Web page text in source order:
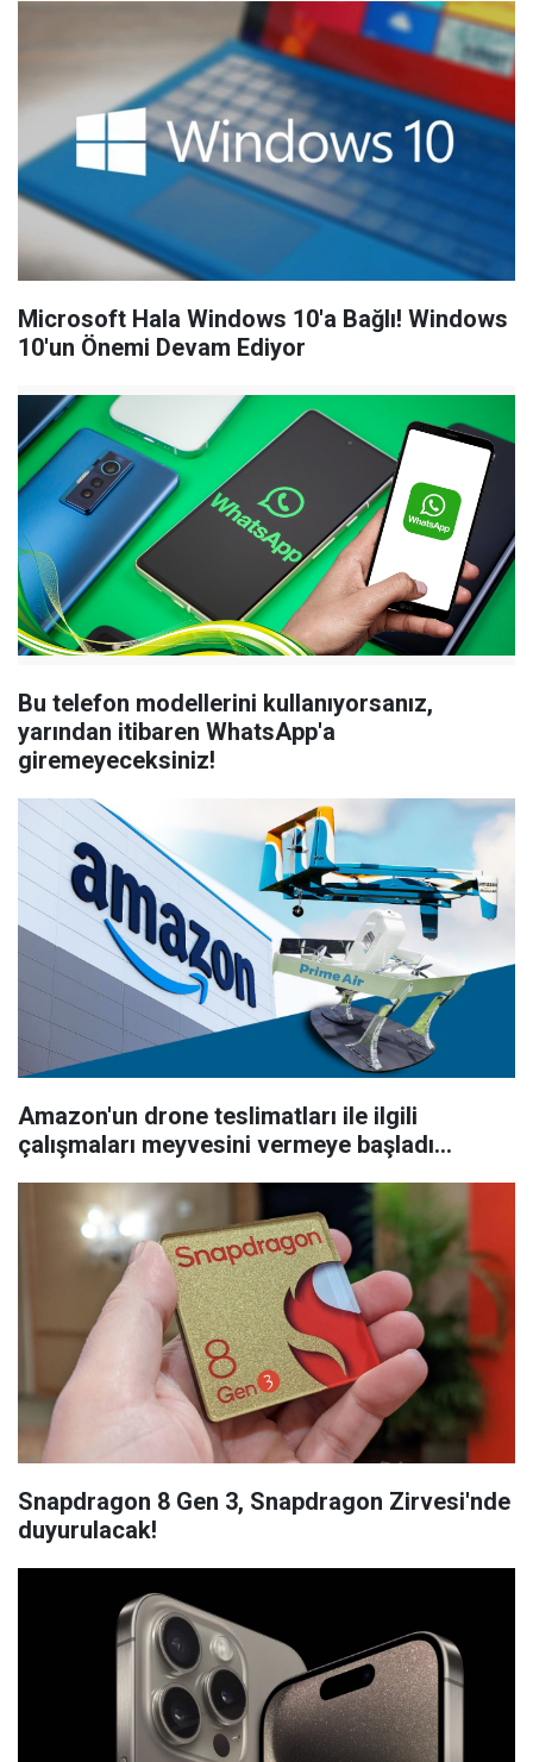
Microsoft Hala Windows 10'a Bağlı! Windows
10'un Önemi Devam Ediyor
Bu telefon modellerini kullanıyorsanız,
yarından itibaren WhatsApp'a
giremeyeceksiniz!
Amazon'un drone teslimatları ile ilgili
çalışmaları meyvesini vermeye başladı...
Snapdragon 8 Gen 3, Snapdragon Zirvesi'nde
duyurulacak!